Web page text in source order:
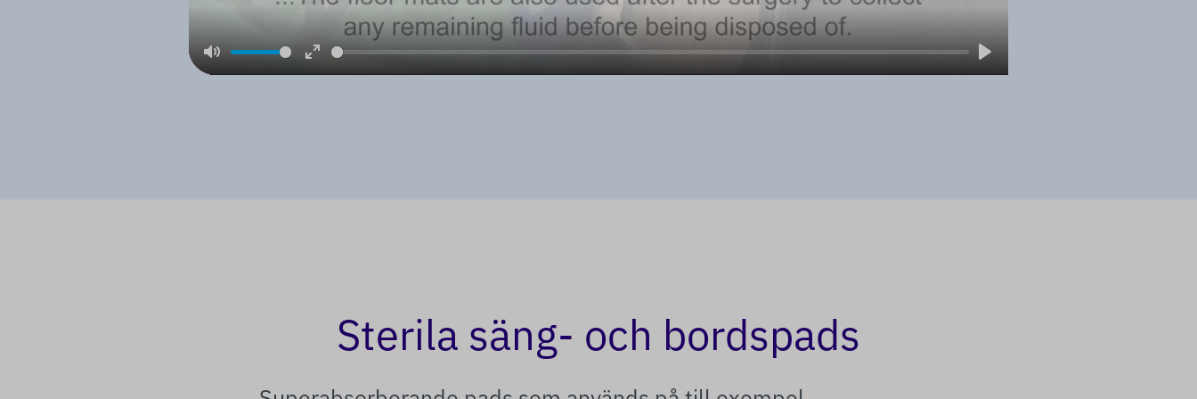
Mute
Enter
Play
Sterila säng- och bordspads